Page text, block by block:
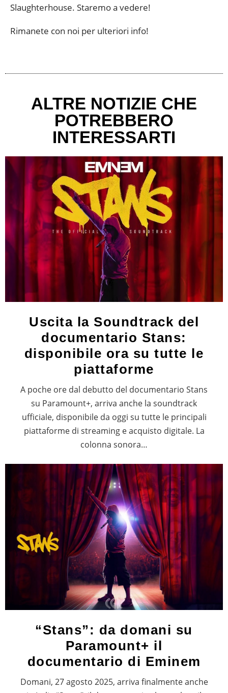
Slaughterhouse. Staremo a vedere!
Rimanete con noi per ulteriori info!
ALTRE NOTIZIE CHE
POTREBBERO
INTERESSARTI
Uscita la Soundtrack del
documentario Stans:
disponibile ora su tutte le
piattaforme
A poche ore dal debutto del documentario Stans
su Paramount+, arriva anche la soundtrack
ufficiale, disponibile da oggi su tutte le principali
piattaforme di streaming e acquisto digitale. La
colonna sonora…
“Stans”: da domani su
Paramount+ il
documentario di Eminem
Domani, 27 agosto 2025, arriva finalmente anche